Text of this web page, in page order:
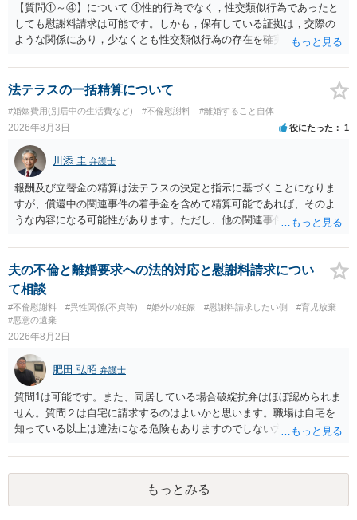
【質問①～④】について ①性的行為でなく，性交類似行為であったと
しても慰謝料請求は可能です。しかも，保有している証拠は，交際の
ような関係にあり，少なくとも性交類似行為の存在を確実に証明でき
ことを窺わせるものです。）。ですから，慰謝料請求を進めることで
よいと思います。 ただ．慰謝料額については，婚姻破綻に至っていな
いとして，この点を考慮されることになるかもしれません。 ②夫との
今後のことを考えて書いてもらうか否かを検討するのがよいと思いま
す。今ある証拠以上のことを証明（証明力を強めることも含む）でき
るのであれば，前向きに検討を進めるという考え方でもよいでしょ
う。慰謝料請求としては証拠として使えることが前提であり，その価
値と夫との関係との均衡のように思います。 ③行政書士に委任をして
いるのであれば，どのような内容の委任なのか不明ですが，その行政
書士との協議になると思います。請求するか，訴訟にするか，その点
の見極めや，相手方は性交類似行為は認めているのか，それさえも否
定しているのかによって，考え方・進め方は変わってくると思いま
す。 ④性交類似行為を認めているにもかかわらず支払を拒否するので
あれば，本人（行政書士でも同じだと思います。）への対応ではあま
り変わらないように思います。減額で折り合えるなら本人様の交渉で
もよいように思いますが，ゼロかどうかの観点であれば，訴訟に進む
しかなくなるようにも思います。そうしますと，お近くの弁護士に相
談して進めることを検討した方がよいようにも思います。
法テラスの一括精算について
#婚姻費用(別居中の生活費など) #不倫慰謝料 #離婚すること自体
2026年8月3日 役にたった 1
川添 圭 弁護士
報酬及び立替金の精算は法テラスの決定と指示に基づくことになりま
すが、償還中の関連事件の着手金を含めて精算可能であれば、そのよ
うな内容になる可能性があります。ただし、他の関連事件でも相手方
情によって対応が違いますので、法テラスへお尋ねいただいた方が確
実です。
夫の不倫と離婚要求への法的対応と慰謝料請求につい
て相談
#不倫慰謝料 #異性関係(不貞等) #婚外の妊娠 #慰謝料請求したい側
#育児放棄
#悪意の遺棄
2026年8月2日
肥田 弘昭 弁護士
質問1は可能です。また、同居している場合破綻抗弁はほぼ認められま
せん。質問２は自宅に請求するのはよいかと思います。職場は自宅を
知っている以上は違法になる危険もありますのでしない方が良いで
かと思います。有責配偶者ですので相手方からの離婚は拒否しても仮
に訴訟されても法的に成立しません。質問５は認知すると養育費支払
い、相続権が発生します。合意があれば法的に可能ですが法律で強制
することはできません。質問６は可能です。質問７は不貞行為の写真
もっとみる